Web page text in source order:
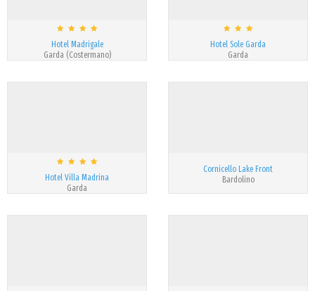
Hotel Madrigale
Garda (Costermano)
Hotel Sole Garda
Garda
Hotel Villa Madrina
Garda
Cornicello Lake Front
Bardolino